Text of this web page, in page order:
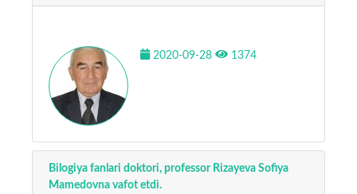
2020-09-28 1374
Bilogiya fanlari doktori, professor Rizayeva Sofiya
Mamedovna vafot etdi.